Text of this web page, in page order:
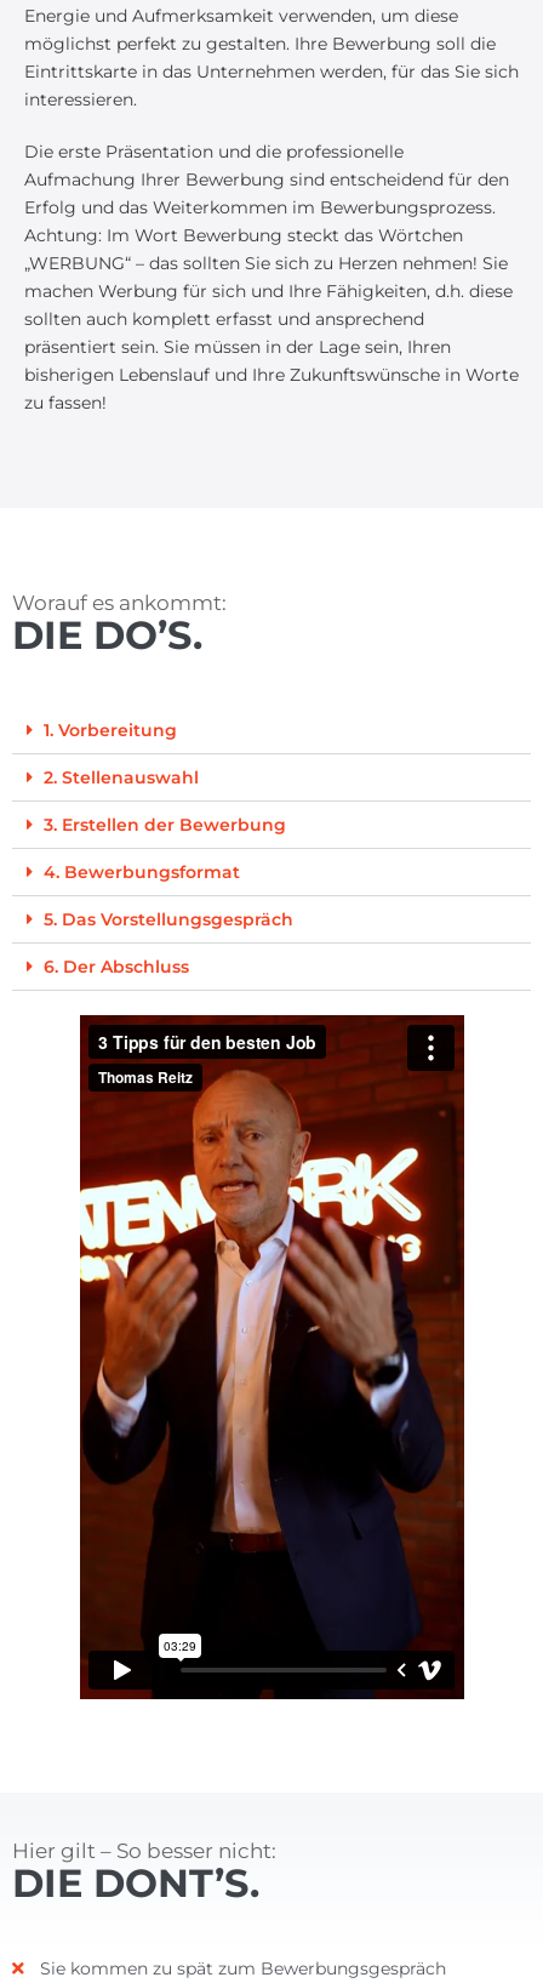
Energie und Aufmerksamkeit verwenden, um diese
möglichst perfekt zu gestalten. Ihre Bewerbung soll die
Eintrittskarte in das Unternehmen werden, für das Sie sich
interessieren.
Die erste Präsentation und die professionelle
Aufmachung Ihrer Bewerbung sind entscheidend für den
Erfolg und das Weiterkommen im Bewerbungsprozess.
Achtung: Im Wort Bewerbung steckt das Wörtchen
„WERBUNG“ – das sollten Sie sich zu Herzen nehmen! Sie
machen Werbung für sich und Ihre Fähigkeiten, d.h. diese
sollten auch komplett erfasst und ansprechend
präsentiert sein. Sie müssen in der Lage sein, Ihren
bisherigen Lebenslauf und Ihre Zukunftswünsche in Worte
zu fassen!
Worauf es ankommt:
DIE DO’S.
1. Vorbereitung
2. Stellenauswahl
3. Erstellen der Bewerbung
4. Bewerbungsformat
5. Das Vorstellungsgespräch
6. Der Abschluss
Hier gilt – So besser nicht:
DIE DONT’S.
Sie kommen zu spät zum Bewerbungsgespräch